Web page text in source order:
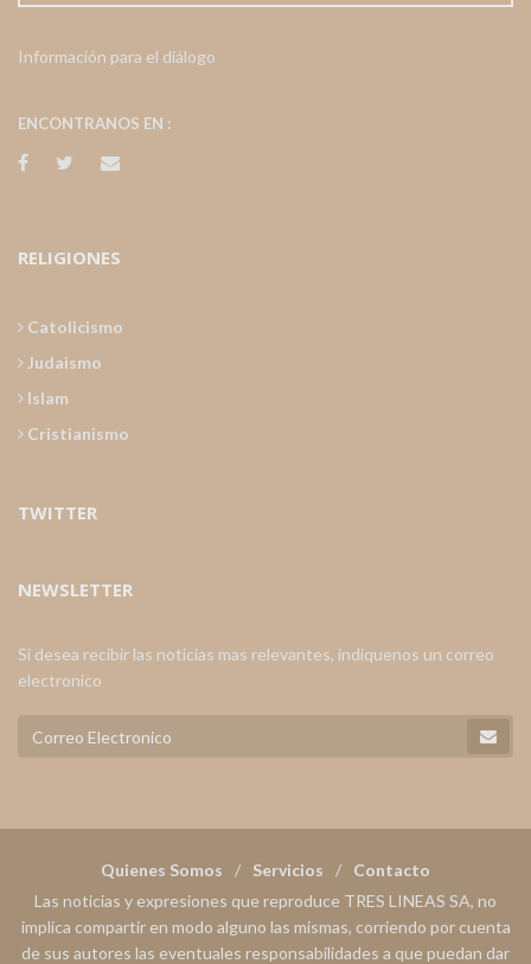
Información para el diálogo
ENCONTRANOS EN :
RELIGIONES
Catolicismo
Judaismo
Islam
Cristianismo
TWITTER
NEWSLETTER
Si desea recibir las noticias mas relevantes, indiquenos un correo
electronico
Quienes Somos Servicios
Contacto
Las noticias y expresiones que reproduce TRES LINEAS SA, no
implica compartir en modo alguno las mismas, corriendo por cuenta
de sus autores las eventuales responsabilidades a que puedan dar